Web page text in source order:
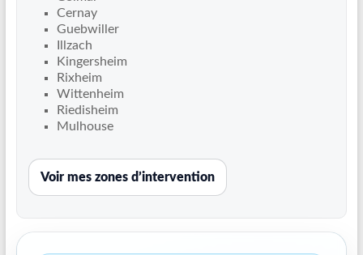
réparation
canalisations
Cernay
Guebwiller
Illzach
Kingersheim
Rixheim
Wittenheim
Riedisheim
Mulhouse
Voir mes zones d’intervention